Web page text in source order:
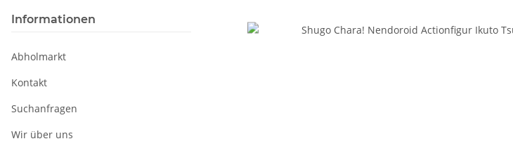
Informationen
Abholmarkt
Kontakt
Suchanfragen
Wir über uns